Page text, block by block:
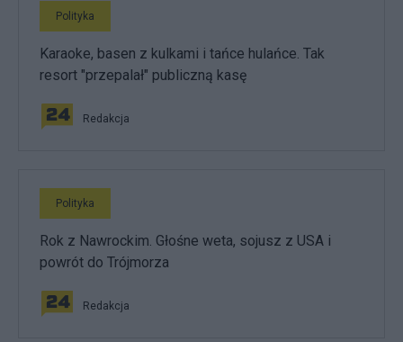
Polityka
Karaoke, basen z kulkami i tańce hulańce. Tak
resort "przepalał" publiczną kasę
Redakcja
Polityka
Rok z Nawrockim. Głośne weta, sojusz z USA i
powrót do Trójmorza
Redakcja